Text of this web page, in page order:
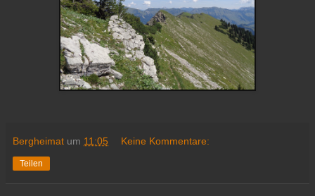
Bergheimat um 11:05 Keine Kommentare:
Teilen